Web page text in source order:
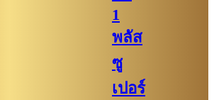
1
พลัส
ซู
เปอร์